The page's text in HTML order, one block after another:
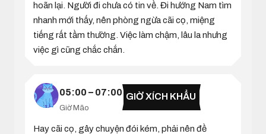
hoãn lại. Người đi chưa có tin về. Đi hướng Nam tìm
nhanh mới thấy, nên phòng ngừa cãi cọ, miệng
tiếng rất tầm thường. Việc làm chậm, lâu la nhưng
việc gì cũng chắc chắn.
05:00 – 07:00
Giờ Mão
GIỜ XÍCH KHẨU
Hay cãi cọ, gây chuyện đói kém, phải nên đề